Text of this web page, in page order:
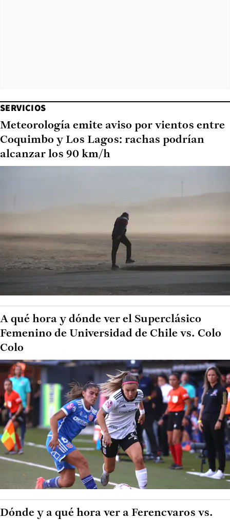
SERVICIOS
Meteorología emite aviso por vientos entre
Coquimbo y Los Lagos: rachas podrían
alcanzar los 90 km/h
A qué hora y dónde ver el Superclásico
Femenino de Universidad de Chile vs. Colo
Colo
Dónde y a qué hora ver a Ferencvaros vs.